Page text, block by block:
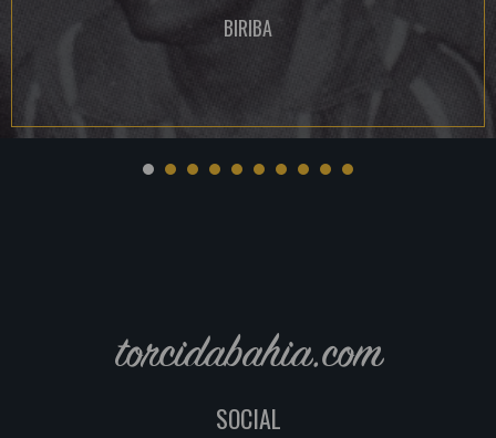
BIRIBA
torcidabahia.com
SOCIAL